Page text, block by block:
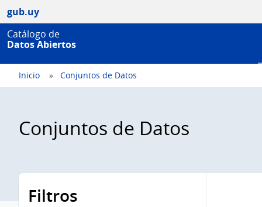
gub.uy
Catálogo de
Datos Abiertos
Inicio Conjuntos de Datos
Conjuntos de Datos
Filtros